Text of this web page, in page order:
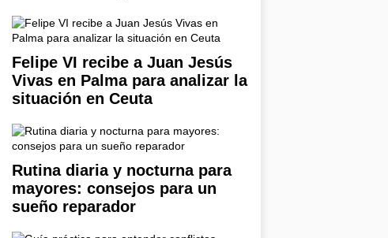
Felipe VI recibe a Juan Jesús
Vivas en Palma para analizar la
situación en Ceuta
Rutina diaria y nocturna para
mayores: consejos para un
sueño reparador